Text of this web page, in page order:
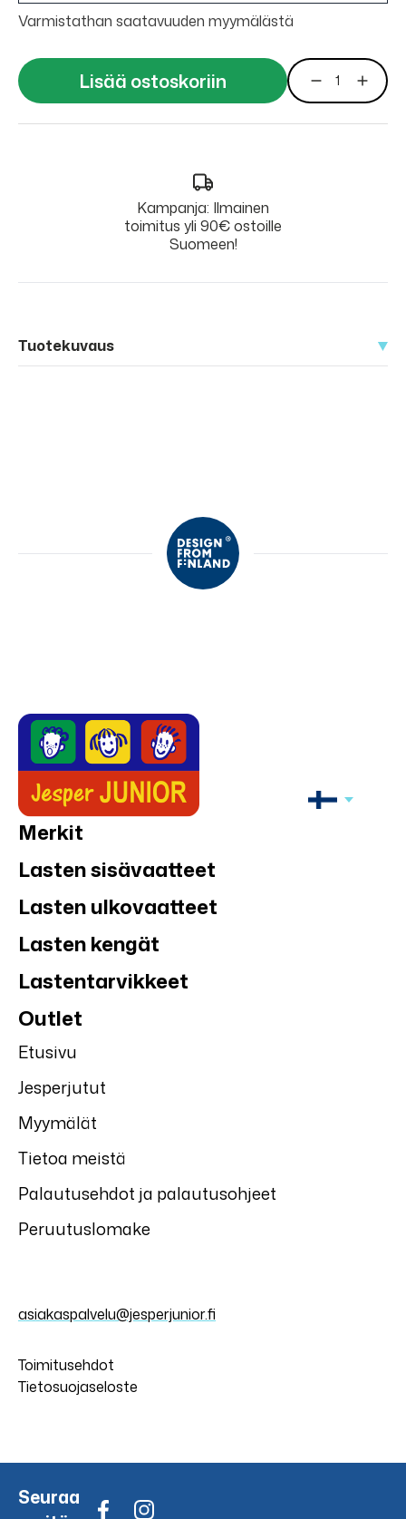
Varmistathan saatavuuden myymälästä
Lisää ostoskoriin
Kampanja: Ilmainen
toimitus yli 90€ ostoille
Suomeen!
Tuotekuvaus
Merkit
Lasten sisävaatteet
Lasten ulkovaatteet
Lasten kengät
Lastentarvikkeet
Outlet
Etusivu
Jesperjutut
Myymälät
Tietoa meistä
Palautusehdot ja palautusohjeet
Peruutuslomake
asiakaspalvelu@jesperjunior.fi
Toimitusehdot
Tietosuojaseloste
Seuraa